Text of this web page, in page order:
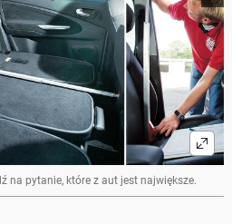
na pytanie, które z aut jest największe.